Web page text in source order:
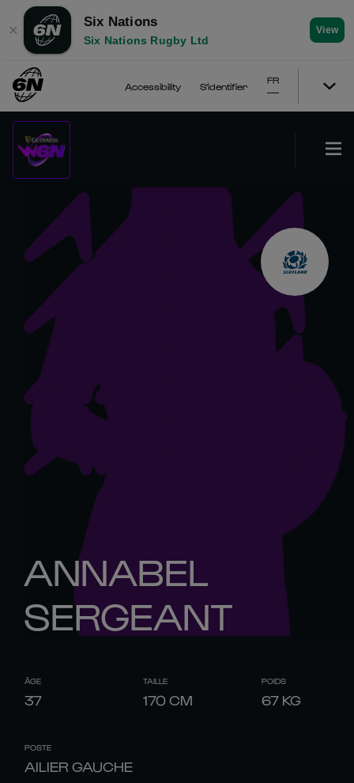
✕
Six Nations
Six Nations Rugby Ltd
View
Accessibility S'identifier
FR
ANNABEL
SERGEANT
ÂGE
37
TAILLE
170CM
POIDS
67 KG
POSTE
AILIER GAUCHE